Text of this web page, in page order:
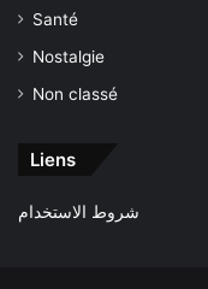
Santé
Nostalgie
Non classé
Liens
شروط الاستخدام